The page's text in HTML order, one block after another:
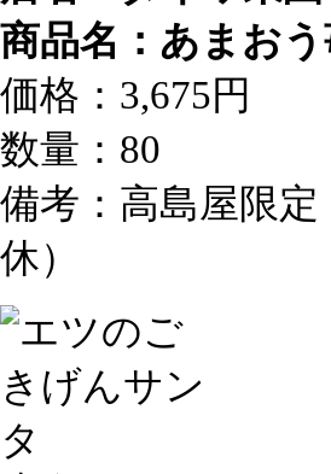
商品名：あまお
価格：3,675円
数量：80
備考：高島屋限
休）